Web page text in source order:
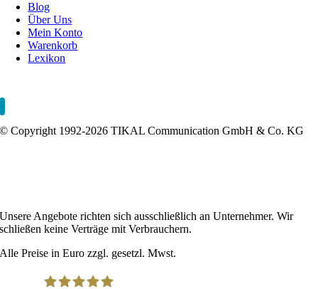
Blog
Über Uns
Mein Konto
Warenkorb
Lexikon
© Copyright 1992-2026 TIKAL Communication GmbH & Co. KG
Unsere Angebote richten sich ausschließlich an Unternehmer. Wir
schließen keine Verträge mit Verbrauchern.
Alle Preise in Euro zzgl. gesetzl. Mwst.